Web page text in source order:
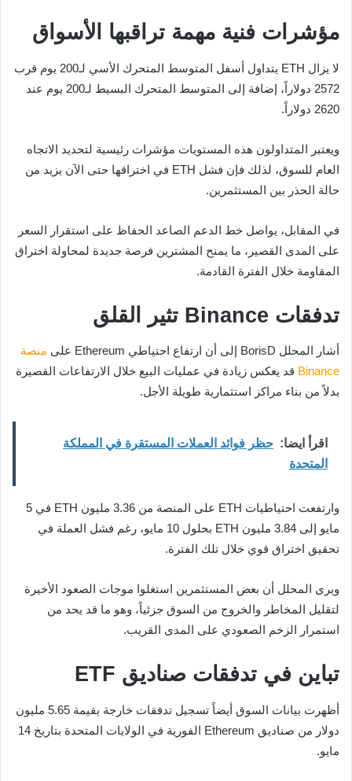
مؤشرات فنية مهمة تراقبها الأسواق
لا يزال ETH يتداول أسفل المتوسط المتحرك الأسي لـ200 يوم قرب
2572 دولاراً، إضافة إلى المتوسط المتحرك البسيط لـ200 يوم عند
2620 دولاراً.
ويعتبر المتداولون هذه المستويات مؤشرات رئيسية لتحديد الاتجاه
العام للسوق، لذلك فإن فشل ETH في اختراقها حتى الآن يزيد من
حالة الحذر بين المستثمرين.
في المقابل، يواصل خط الدعم الصاعد الحفاظ على استقرار السعر
على المدى القصير، ما يمنح المشترين فرصة جديدة لمحاولة اختراق
المقاومة خلال الفترة القادمة.
تدفقات Binance تثير القلق
أشار المحلل BorisD إلى أن ارتفاع احتياطي Ethereum على
منصة
Binance قد يعكس زيادة في عمليات البيع خلال الارتفاعات القصيرة
بدلاً من بناء مراكز استثمارية طويلة الأجل.
اقرأ ايضا: حظر فوائد العملات المستقرة في المملكة
المتحدة
وارتفعت احتياطيات ETH على المنصة من 3.36 مليون ETH في 5
مايو إلى 3.84 مليون ETH بحلول 10 مايو، رغم فشل العملة في
تحقيق اختراق قوي خلال تلك الفترة.
ويرى المحلل أن بعض المستثمرين استغلوا موجات الصعود الأخيرة
لتقليل المخاطر والخروج من السوق جزئياً، وهو ما قد يحد من
استمرار الزخم الصعودي على المدى القريب.
تباين في تدفقات صناديق ETF
أظهرت بيانات السوق أيضاً تسجيل تدفقات خارجة بقيمة 5.65 مليون
دولار من صناديق Ethereum الفورية في الولايات المتحدة بتاريخ 14
مايو.